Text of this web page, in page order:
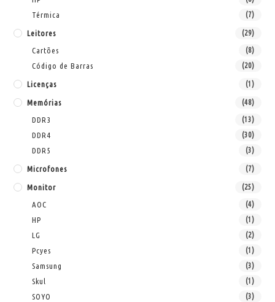
Térmica (7)
Leitores (29)
Cartões (8)
Código de Barras (20)
Licenças (1)
Memórias (48)
DDR3 (13)
DDR4 (30)
DDR5 (3)
Microfones (7)
Monitor (25)
AOC (4)
HP (1)
LG (2)
Pcyes (1)
Samsung (3)
Skul (1)
SOYO (3)